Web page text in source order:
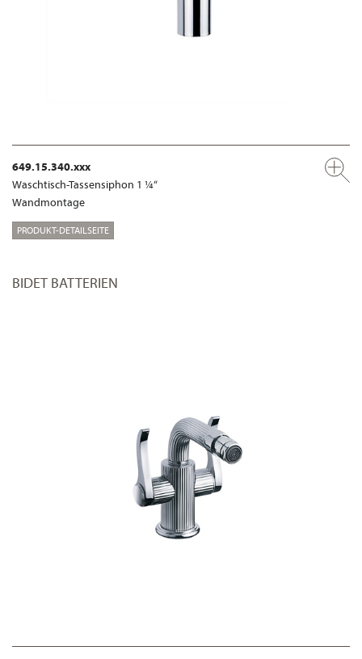
649.15.340.xxx
Waschtisch-Tassensiphon 1 ¼“
Wandmontage
PRODUKT-DETAILSEITE
BIDET BATTERIEN